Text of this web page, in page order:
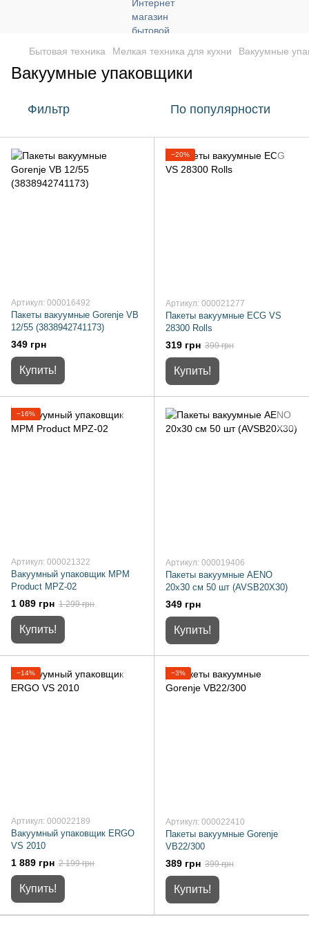
Бытовая техника Мелкая техника для кухни Вакуумные
Вакуумные упаковщики
Фильтр По популярности
Артикул: 000016492
Пакеты вакуумные Gorenje VB
12/55 (3838942741173)
349 грн
Купить!
−20%
Артикул: 000021277
Пакеты вакуумные ECG VS
28300 Rolls
319 грн 399 грн
Купить!
−16%
Артикул: 000021322
Вакуумный упаковщик MPM
Product MPZ-02
1 089 грн 1 299 грн
Купить!
Артикул: 000019406
Пакеты вакуумные AENO
20х30 см 50 шт (AVSB20X30)
349 грн
Купить!
−14%
Артикул: 000022189
Вакуумный упаковщик ERGO
VS 2010
1 889 грн 2 199 грн
Купить!
−3%
Артикул: 000022410
Пакеты вакуумные Gorenje
VB22/300
389 грн 399 грн
Купить!